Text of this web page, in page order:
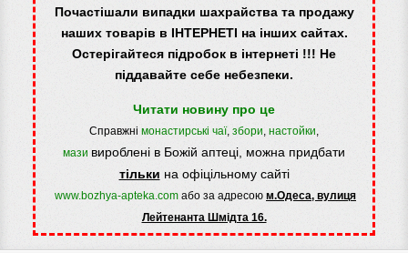
Почастішали випадки шахрайства та продажу
наших товарів в ІНТЕРНЕТІ на інших сайтах.
Остерігайтеся підробок в інтернеті !!! Не
піддавайте себе небезпеки.
Читати новину про це
Справжні монастирські чаї, збори, настойки,
мази вироблені в Божій аптеці, можна придбати
тільки на офіцільному сайті
www.bozhya-apteka.com або за адресою м.Одеса, вулиця
Лейтенанта Шмідта 16.